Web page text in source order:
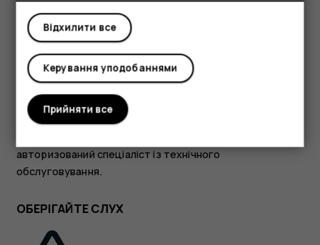
Пристрій і/або його екран виготовлені зі скла. Це скло
може розбитися, якщо пристрій упаде на тверду
поверхню чи зазнає сильного удару. Якщо скло
розіб’ється, не торкайтеся скляних деталей пристрою
та не намагайтеся вийняти розбите скло з пристрою.
авторизований спеціаліст із технічного
обслуговування.
ОБЕРІГАЙТЕ СЛУХ
Відхилити все
Керування уподобаннями
Прийняти все